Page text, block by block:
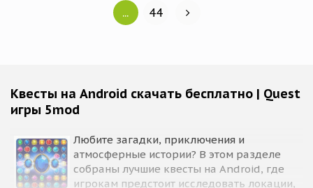
...
44
Квесты на Android скачать бесплатно | Quest
игры 5mod
Любите загадки, приключения и
атмосферные истории? В этом разделе
собраны лучшие квесты на Android, где
игрокам предстоит исследовать локации,